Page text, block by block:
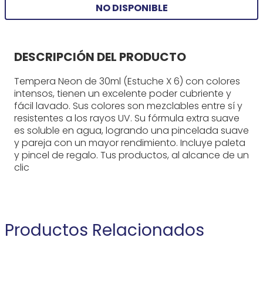
NO DISPONIBLE
DESCRIPCIÓN DEL PRODUCTO
Tempera Neon de 30ml (Estuche X 6) con colores
intensos, tienen un excelente poder cubriente y
fácil lavado. Sus colores son mezclables entre sí y
resistentes a los rayos UV. Su fórmula extra suave
es soluble en agua, logrando una pincelada suave
y pareja con un mayor rendimiento. Incluye paleta
y pincel de regalo. Tus productos, al alcance de un
clic
Productos Relacionados